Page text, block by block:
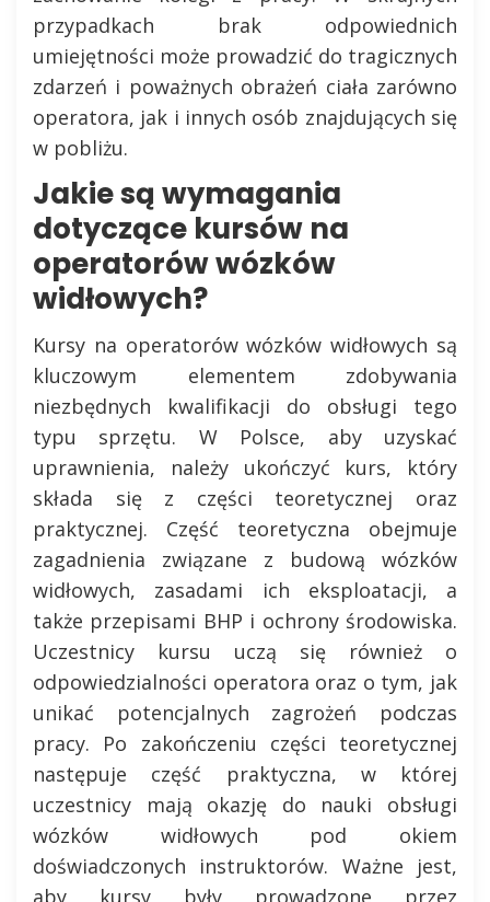
przypadkach brak odpowiednich
umiejętności może prowadzić do tragicznych
zdarzeń i poważnych obrażeń ciała zarówno
operatora, jak i innych osób znajdujących się
w pobliżu.
Jakie są wymagania
dotyczące kursów na
operatorów wózków
widłowych?
Kursy na operatorów wózków widłowych są
kluczowym elementem zdobywania
niezbędnych kwalifikacji do obsługi tego
typu sprzętu. W Polsce, aby uzyskać
uprawnienia, należy ukończyć kurs, który
składa się z części teoretycznej oraz
praktycznej. Część teoretyczna obejmuje
zagadnienia związane z budową wózków
widłowych, zasadami ich eksploatacji, a
także przepisami BHP i ochrony środowiska.
Uczestnicy kursu uczą się również o
odpowiedzialności operatora oraz o tym, jak
unikać potencjalnych zagrożeń podczas
pracy. Po zakończeniu części teoretycznej
następuje część praktyczna, w której
uczestnicy mają okazję do nauki obsługi
wózków widłowych pod okiem
doświadczonych instruktorów. Ważne jest,
aby kursy były prowadzone przez